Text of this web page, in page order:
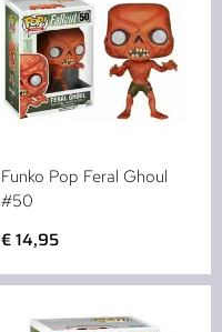
Funko Pop Feral Ghoul
#50
€14,95